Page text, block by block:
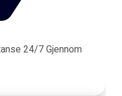
24/7 Gjennom